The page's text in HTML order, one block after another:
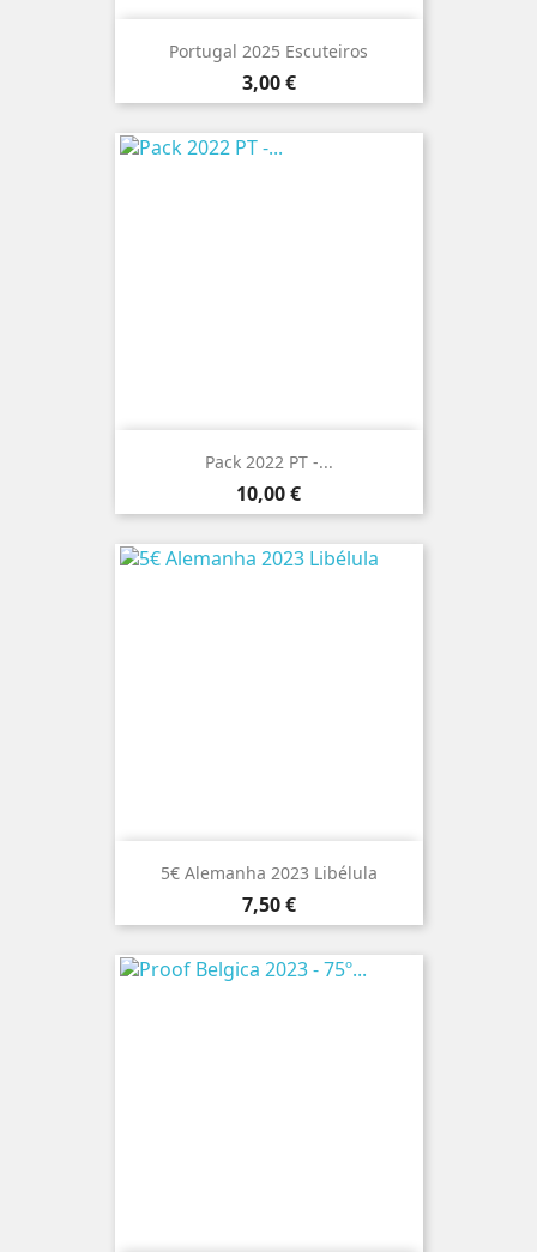
Portugal 2025 Escuteiros
Preço
3,00 €
Pack 2022 PT -...
Preço
10,00 €
5€ Alemanha 2023 Libélula
Preço
7,50 €